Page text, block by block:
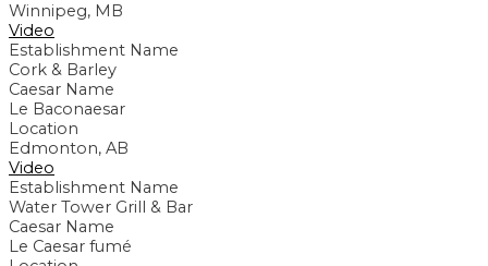
Winnipeg, MB
Video
Establishment Name
Cork & Barley
Caesar Name
Le Baconaesar
Location
Edmonton, AB
Video
Establishment Name
Water Tower Grill & Bar
Caesar Name
Le Caesar fumé